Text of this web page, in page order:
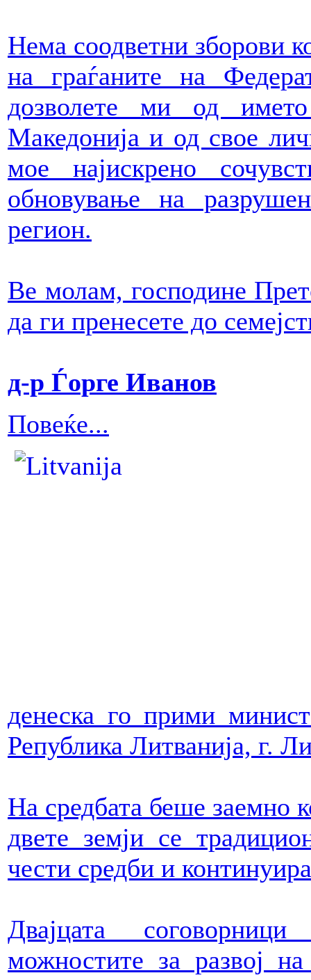
Нема соодветни зборови
на граѓаните на
дозволете ми од
Македонија и од свое
мое најискрено
обновување на
регион.
Ве молам, господине
да ги пренесете до
д-р Ѓорге Иванов
Повеќе...
денеска го прими
Република Литванија, г.
На средбата беше заемно
двете земји се
чести средби и
Двајцата
можностите за развој